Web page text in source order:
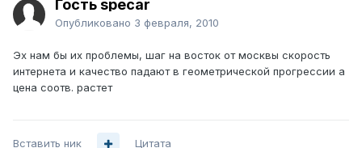
Гость specar
Опубликовано 3 февраля, 2010
Эх нам бы их проблемы, шаг на восток от москвы скорость
интернета и качество падают в геометрической прогрессии а
цена соотв. растет
Вставить ник Цитата